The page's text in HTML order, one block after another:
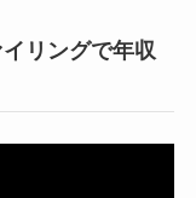
リングで年収